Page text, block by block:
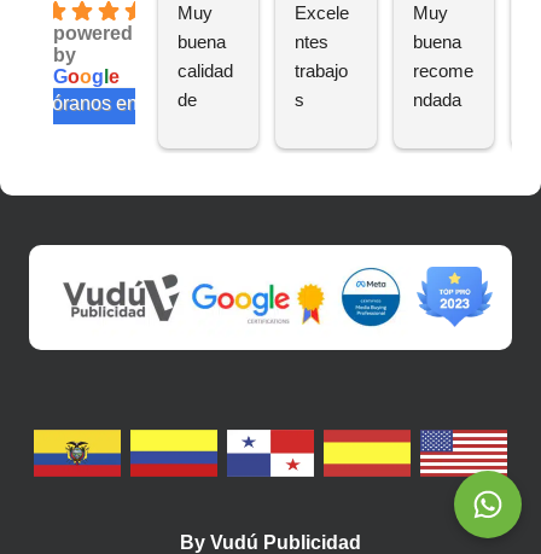
powered
by
Goog e
valóranos en
Muy
buena
calidad
de
s
Excele
ntes
trabajo
s
Muy
buena
recome
ndada
By Vudú Publicidad